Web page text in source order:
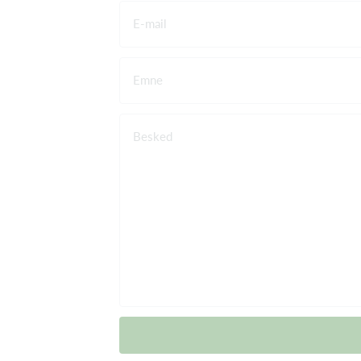
E-mail
Emne
Besked